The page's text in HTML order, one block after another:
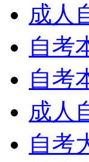
成人
自考
自考
成人
自考